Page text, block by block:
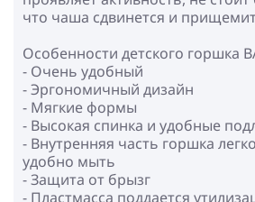
что чаша сдвинется и
Особенности детского горшка
- Очень удобный
- Эргономичный дизайн
- Мягкие формы
- Высокая спинка и удобные
- Внутренняя часть горшка
удобно мыть
- Защита от брызг
- Пластмасса поддается